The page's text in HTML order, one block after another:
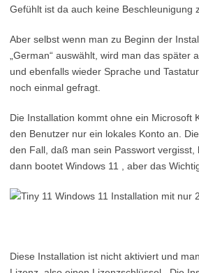
Gefühlt ist da auch keine Beschleunigung
Aber selbst wenn man zu Beginn der
„German“ auswählt, wird man das später
und ebenfalls wieder Sprache und
noch einmal gefragt.
Die Installation kommt ohne ein Microsoft
den Benutzer nur ein lokales Konto an.
den Fall, daß man sein Passwort
dann bootet Windows 11 , aber das
Diese Installation ist nicht aktiviert und